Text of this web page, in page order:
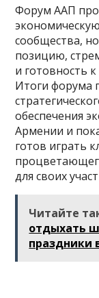
Форум ААП
сообщества,
позицию,
и готовность
Итоги форума
обеспечения
Армении и
готов играть
для своих
Читайте
отдыхать
праздники